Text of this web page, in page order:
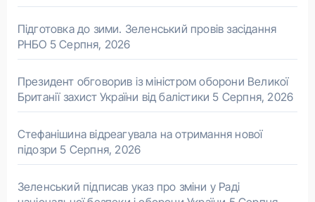
Підготовка до зими. Зеленський провів засідання
РНБО 5 Серпня, 2026
Президент обговорив із міністром оборони Великої
Британії захист України від балістики 5 Серпня, 2026
Стефанішина відреагувала на отримання нової
підозри 5 Серпня, 2026
Зеленський підписав указ про зміни у Раді